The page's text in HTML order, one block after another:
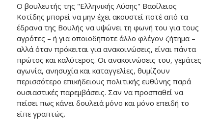
Ο βουλευτής της "Ελληνικής Λύσης" Βασίλειος
Κοτίδης μπορεί να μην έχει ακουστεί ποτέ από τα
έδρανα της Βουλής να υψώνει τη φωνή του για τους
αγρότες – ή για οποιοδήποτε άλλο φλέγον ζήτημα –
αλλά όταν πρόκειται για ανακοινώσεις, είναι πάντα
πρώτος και καλύτερος. Οι ανακοινώσεις του, γεμάτες
αγωνία, ανησυχία και καταγγελίες, θυμίζουν
περισσότερο επικήδειους πολιτικής ευθύνης παρά
ουσιαστικές παρεμβάσεις. Σαν να προσπαθεί να
πείσει πως κάνει δουλειά μόνο και μόνο επειδή το
είπε γραπτώς.